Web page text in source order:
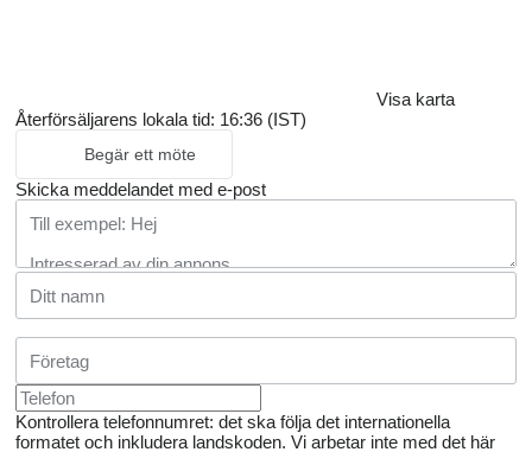
Visa karta
Återförsäljarens lokala tid: 16:36 (IST)
Begär ett möte
Skicka meddelandet med e-post
Kontrollera telefonnumret: det ska följa det internationella
formatet och inkludera landskoden. Vi arbetar inte med det här